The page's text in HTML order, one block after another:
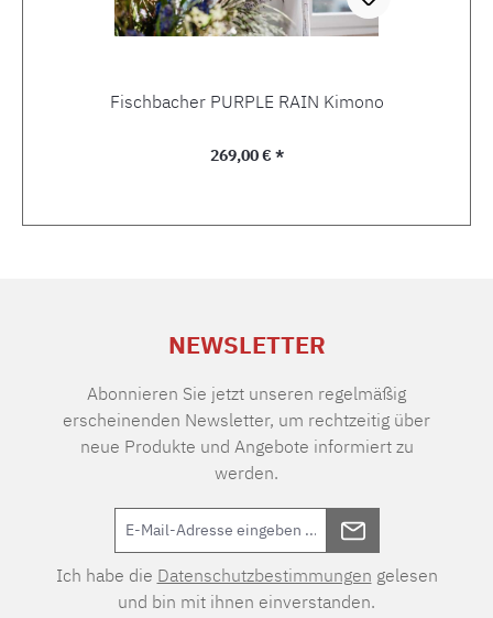
Fischbacher PURPLE RAIN Kimono
Regulärer Preis:
269,00 € *
NEWSLETTER
Abonnieren Sie jetzt unseren regelmäßig
erscheinenden Newsletter, um rechtzeitig über
neue Produkte und Angebote informiert zu
werden.
Ich habe die Datenschutzbestimmungen gelesen
und bin mit ihnen einverstanden.